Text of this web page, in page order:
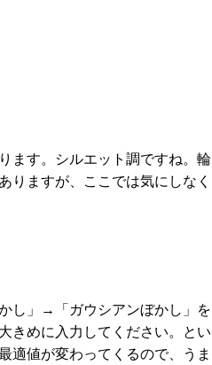
ます。シルエット調ですね。輪
りますが、ここでは気にしなく
し」→「ガウシアンぼかし」を
きめに入力してください。とい
適値が変わってくるので、うま